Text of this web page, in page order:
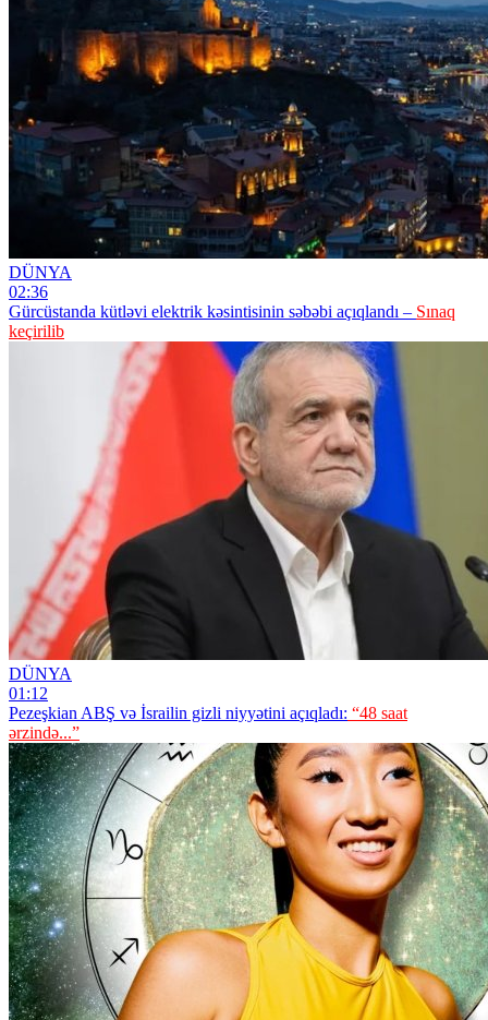
DÜNYA
02:36
Gürcüstanda kütləvi elektrik kəsintisinin səbəbi açıqlandı – Sınaq
keçirilib
DÜNYA
01:12
Pezeşkian ABŞ və İsrailin gizli niyyətini açıqladı: “48 saat
ərzində...”